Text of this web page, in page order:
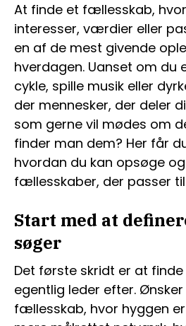
At finde et fællesskab,
interesser, værdier eller
en af de mest givende
hverdagen. Uanset om du
cykle, spille musik eller
der mennesker, der deler
som gerne vil mødes om
finder man dem? Her får
hvordan du kan opsøge
fællesskaber, der passer
Start med at
søger
Det første skridt er at
egentlig leder efter.
fællesskab, hvor hyggen